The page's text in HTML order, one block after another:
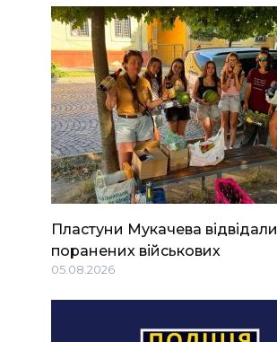
Пластуни Мукачева відвідали
поранених військових
05.08.2026